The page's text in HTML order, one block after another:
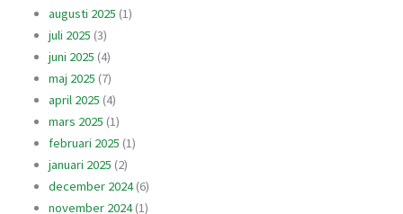
augusti 2025 (1)
juli 2025 (3)
juni 2025 (4)
maj 2025 (7)
april 2025 (4)
mars 2025 (1)
februari 2025 (1)
januari 2025 (2)
december 2024(6)
november 2024(1)